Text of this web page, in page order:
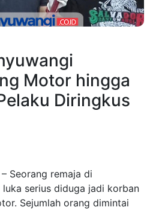
Motor hingga
Diringkus
Seorang remaja di
luka serius diduga jadi korban
Sejumlah orang dimintai